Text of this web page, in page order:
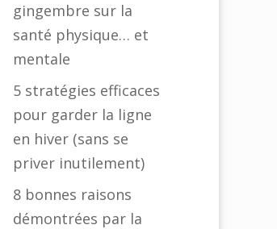
gingembre sur la
santé physique… et
mentale
5 stratégies efficaces
pour garder la ligne
en hiver (sans se
priver inutilement)
8 bonnes raisons
démontrées par la